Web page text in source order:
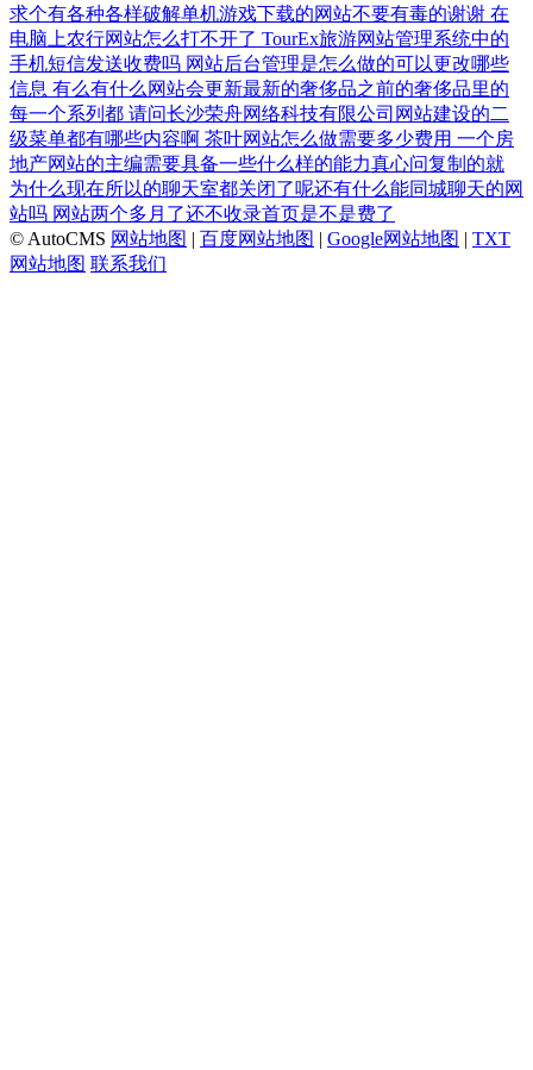
求个有各种各样破解单机游戏下载的网站不要有毒的谢谢 在
电脑上农行网站怎么打不开了 TourEx旅游网站管理系统中的
手机短信发送收费吗 网站后台管理是怎么做的可以更改哪些
信息 有么有什么网站会更新最新的奢侈品之前的奢侈品里的
每一个系列都 请问长沙荣舟网络科技有限公司网站建设的二
级菜单都有哪些内容啊 茶叶网站怎么做需要多少费用 一个房
地产网站的主编需要具备一些什么样的能力真心问复制的就
为什么现在所以的聊天室都关闭了呢还有什么能同城聊天的网
站吗 网站两个多月了还不收录首页是不是费了
© AutoCMS 网站地图 | 百度网站地图 | Google网站地图 | TXT
网站地图 联系我们